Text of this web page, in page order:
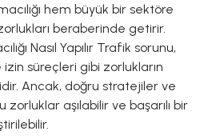
hem büyük bir sektöre
beraberinde getirir.
Nasıl Yapılır Trafik sorunu,
süreçleri gibi zorlukların
Ancak, doğru stratejiler ve
aşılabilir ve başarılı bir